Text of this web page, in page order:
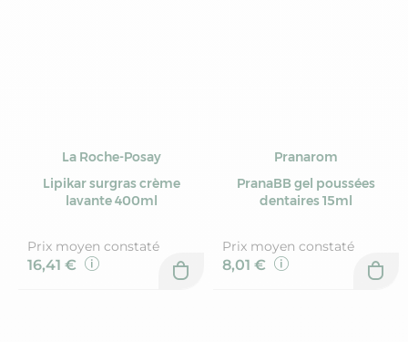
La Roche-Posay
Lipikar surgras crème
lavante 400ml
Prix moyen constaté
16,41 €
Pranarom
PranaBB gel poussées
dentaires 15ml
Prix moyen constaté
8,01 €